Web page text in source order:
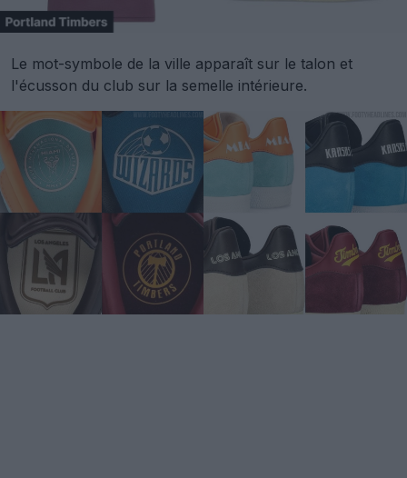
Le mot-symbole de la ville apparaît sur le talon et
l'écusson du club sur la semelle intérieure.